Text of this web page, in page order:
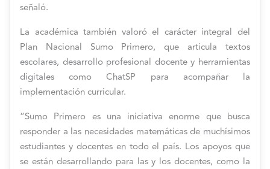
señaló.
La académica también valoró el carácter integral del
Plan Nacional Sumo Primero, que articula textos
escolares, desarrollo profesional docente y herramientas
digitales como ChatSP para acompañar la
implementación curricular.
“Sumo Primero es una iniciativa enorme que busca
responder a las necesidades matemáticas de muchísimos
estudiantes y docentes en todo el país. Los apoyos que
se están desarrollando para las y los docentes, como la